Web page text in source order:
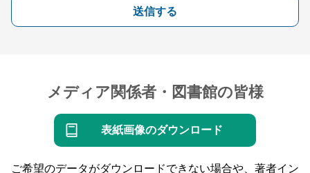
送信する
メディア関係者・図書館の皆様
表紙画像のダウンロード
ご希望のデータがダウンロードできない場合や、著者イン